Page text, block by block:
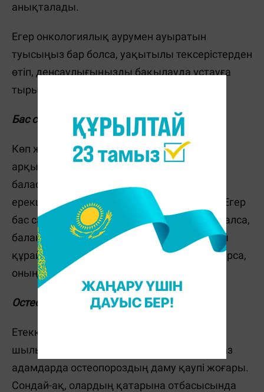
анықталады.
Егер онкологиялық аурумен ауыратын
туысыңыз бар болса, уақытылы тексерістерден
өтіп, денсаулығыңызды бақылауда ұстауға
тырысыңыз.
Бас сақинасы (бас ауыруы)
Көп жағдайда бас сақинасы тұқым қуалау
арқылы беріледі. Бұл ата-анасы мен
баласының тамырлы құрылымының
ерекшелігі бірдей болуымен байланысты. Егер
бас сақинасымен ата-анасының біреуі қиналса,
баланың онымен ауыруы шамамен 14%-ды
құрайды, ал екеуі де бас сақинасымен ауырса,
оның балаға берілуі 80%-ға жетеді.
Остеопороз
Етеккірі ерте тоқтаған әйелдерде және
шылымқор, кофе көп ішетін, салмағы өте аз
адамдарда остеопороздың даму қаупі жоғары.
Сондай-ақ, олардың қатарына отбасысында